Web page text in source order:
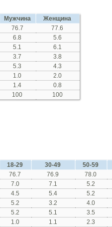
Мужчина
Женщина
76.7
77.6
6.8
5.6
5.1
6.1
3.7
3.8
5.3
4.3
1.0
2.0
1.4
0.8
100 100
18-29 30-49
50-59
76.7 76.9
78.0
7.0 7.1
5.2
4.5 5.4
5.2
5.2 3.2
4.0
5.2 5.1
3.5
1.0 1.1
2.3